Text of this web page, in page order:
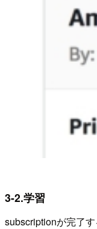
3-2.学習
subscriptionが完了